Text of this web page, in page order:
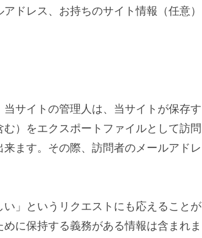
ドレス、お持ちのサイト情報（任意）
サイトの管理人は、当サイトが保存す
）をエクスポートファイルとして訪問
ます。その際、訪問者のメールアドレ
」というリクエストにも応えることが
に保持する義務がある情報は含まれま